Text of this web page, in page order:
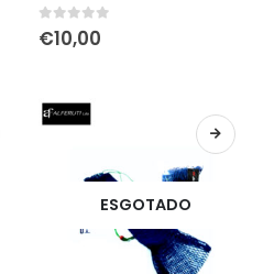
0out of 5
€10,00
ESGOTADO